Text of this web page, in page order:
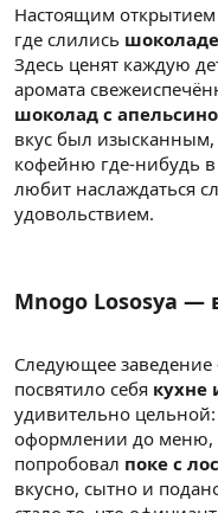
Настоящим открытием
где слились
Здесь ценят каждую
аромата
шоколад с
вкус был
кофейню где-нибудь в
любит наслаждаться
удовольствием.
Mnogo Lososya —
Следующее
посвятило себя кухне
удивительно
оформлении до меню,
попробовал поке с
вкусно, сытно и